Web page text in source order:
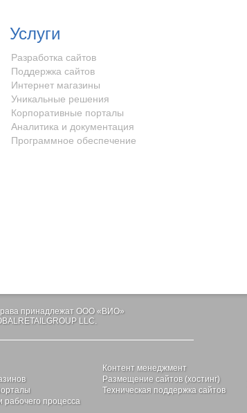
Услуги
Разработка сайтов
Поддержка сайтов
Интернет магазины
Уникальные решения
Корпоративные порталы
Аналитика и документация
Программное обеспечение
принадлежат ООО «ВИО»
LLC.
процесса
Контент менеджмент
Размещение сайтов (хостинг)
Техническая поддержка сайтов